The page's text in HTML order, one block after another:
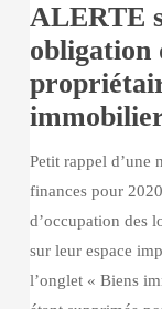
nouvelle
obligation
de
déclaration
ALERTE
obligation
Petit rappel d’une
finances pour
d’occupation des
sur leur espace
l’onglet « Biens